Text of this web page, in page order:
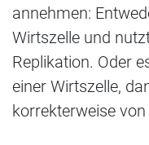
annehmen:
Wirtszelle und
Replikation. Oder
einer Wirtszelle,
korrekterweise